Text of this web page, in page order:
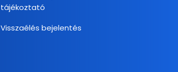
tájékoztató
Visszaélés bejelentés